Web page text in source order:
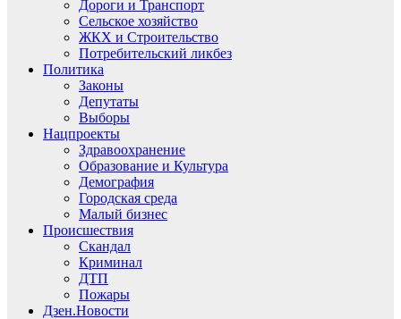
Дороги и Транспорт
Сельское хозяйство
ЖКХ и Строительство
Потребительский ликбез
Политика
Законы
Депутаты
Выборы
Нацпроекты
Здравоохранение
Образование и Культура
Демография
Городская среда
Малый бизнес
Происшествия
Скандал
Криминал
ДТП
Пожары
Дзен.Новости